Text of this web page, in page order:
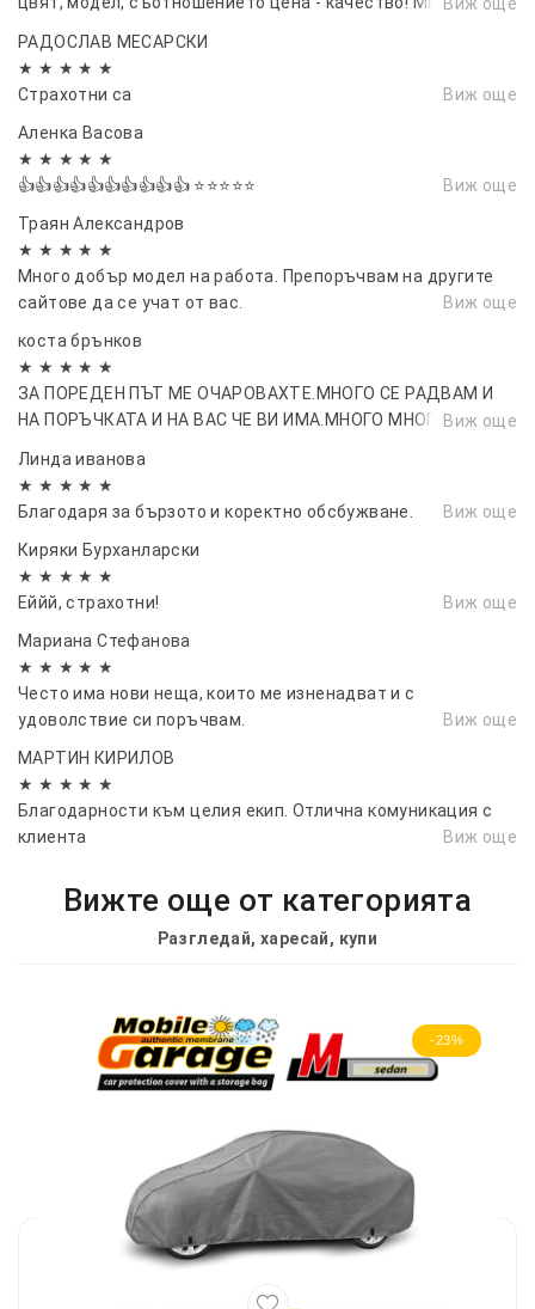
Благодаря! Имам намерение скоро пак да поръчам
РАДОСЛАВ МЕСАРСКИ
★ ★ ★ ★ ★
Страхотни са
Виж още
Аленка Васовa
★ ★ ★ ★ ★
👍👍👍👍👍👍👍👍👍👍 ⭐⭐⭐⭐⭐
Виж още
Траян Александров
★ ★ ★ ★ ★
Много добър модел на работа. Препоръчвам на другите
сайтове да се учат от вас.
Виж още
коста брънков
★ ★ ★ ★ ★
ЗА ПОРЕДЕН ПЪТ МЕ ОЧАРОВАХТЕ.МНОГО СЕ РАДВАМ И
НА ПОРЪЧКАТА И НА ВАС ЧЕ ВИ ИМА.МНОГО МНОГОВиж още
Линда иванова
★ ★ ★ ★ ★
Благодаря за бързото и коректно обсбужване.
Виж още
Киряки Бурханларски
★ ★ ★ ★ ★
Еййй, страхотни!
Виж още
Мариана Стефанова
★ ★ ★ ★ ★
Често има нови неща, които ме изненадват и с
удоволствие си поръчвам.
Виж още
МАРТИН КИРИЛОВ
★ ★ ★ ★ ★
Благодарности към целия екип. Отлична комуникация с
клиента
Виж още
Вижте още от категорията
Разгледай, харесай, купи
-23%